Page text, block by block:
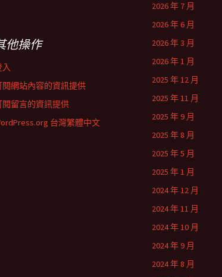
2026 年 7 月
2026 年 6 月
2026 年 3 月
2026 年 1 月
2025 年 12 月
2025 年 11 月
2025 年 9 月
2025 年 8 月
2025 年 5 月
2025 年 1 月
2024 年 12 月
2024 年 11 月
2024 年 10 月
2024 年 9 月
2024 年 8 月
他操作
入
閱網站內容的資訊提供
閱留言的資訊提供
台灣繁體中文